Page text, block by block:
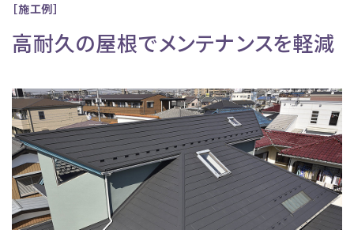
［施工例］
高耐久の屋根でメンテナンスを軽減